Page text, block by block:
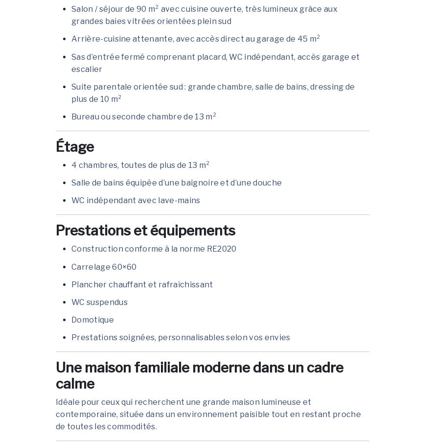
Salon / séjour de 90 m² avec cuisine ouverte, très lumineux grâce aux
grandes baies vitrées orientées plein sud
Arrière-cuisine attenante, avec accès direct au garage de 45 m²
Sas d’entrée fermé comprenant placard, WC indépendant, accès garage et
escalier
Suite parentale orientée sud : grande chambre, salle de bains, dressing de
plus de 10 m²
Bureau ou seconde chambre de 13 m²
Étage
4 chambres, toutes de plus de 13 m²
Salle de bains équipée d’une baignoire et d’une douche
WC indépendant avec lave-mains
Prestations et équipements
Construction conforme à la norme RE2020
Carrelage 60×60
Plancher chauffant et rafraîchissant
WC suspendus
Domotique
Prestations soignées, personnalisables selon vos envies
Une maison familiale moderne dans un cadre
calme
Idéale pour ceux qui recherchent une grande maison lumineuse et
contemporaine, située dans un environnement paisible tout en restant proche
de toutes les commodités.